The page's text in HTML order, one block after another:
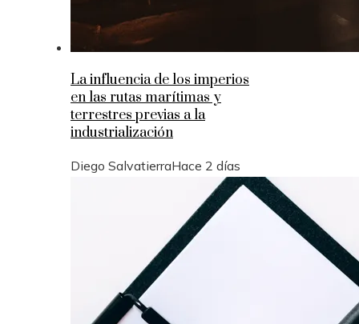
La influencia de los imperios
en las rutas marítimas y
terrestres previas a la
industrialización
Diego SalvatierraHace 2 días